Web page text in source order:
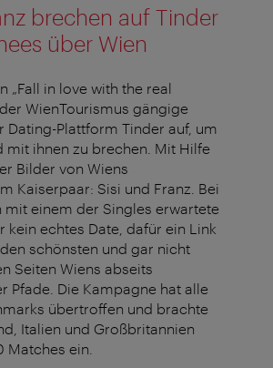
brechen auf Tinder
über Wien
„Fall in love with the real
WienTourismus gängige
Dating-Plattform Tinder auf, um
mit ihnen zu brechen. Mit Hilfe
Bilder von Wiens
Kaiserpaar: Sisi und Franz. Bei
mit einem der Singles erwartete
kein echtes Date, dafür ein Link
schönsten und gar nicht
Seiten Wiens abseits
Pfade. Die Kampagne hat alle
übertroffen und brachte
Italien und Großbritannien
Matches ein.